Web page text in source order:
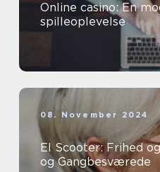
Online casino: En
spilleoplevelse
08. November 2024
El Scooter: Frihed
og Gangbesværede